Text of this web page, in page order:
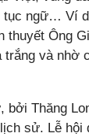
ngữ… Ví
Ông
và nhờ
Thăng
sử. Lễ hội